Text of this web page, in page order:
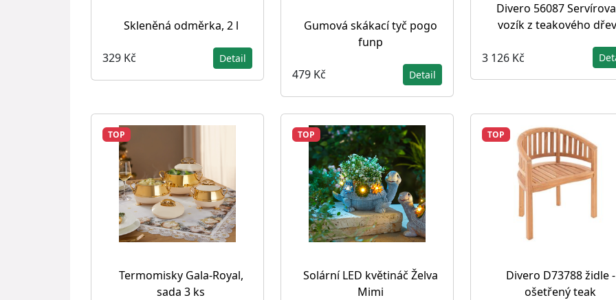
Skleněná odměrka, 2 l
329 Kč Detail
Gumová skákací tyč pogo
funp
479 Kč Detail
Divero 56087
vozík z teakového
3 126 Kč
TOP
Termomisky Gala-Royal,
sada 3 ks
TOP
Solární LED květináč Želva
Mimi
TOP
Divero D73788 židle -
ošetřený teak